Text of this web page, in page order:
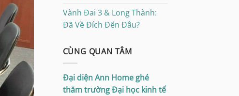
Vành Đai 3 & Long Thành:
Đã Về Đích Đến Đâu?
CÙNG QUAN TÂM
Đại diện Ann Home ghé
thăm trường Đại học kinh tế